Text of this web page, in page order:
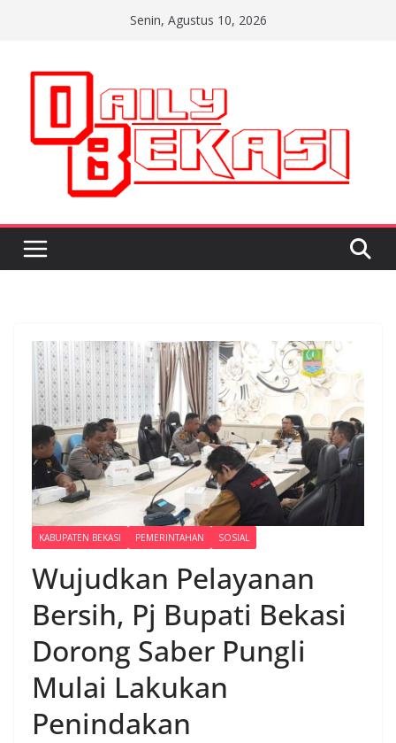
Senin, Agustus 10, 2026
KABUPATEN BEKASI PEMERINTAHAN SOSIAL
Wujudkan Pelayanan
Bersih, Pj Bupati Bekasi
Dorong Saber Pungli
Mulai Lakukan
Penindakan